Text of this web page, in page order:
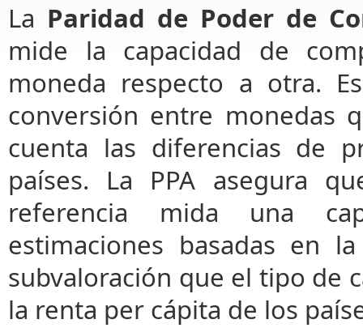
La Paridad de Poder de
mide la capacidad de
moneda respecto a otra.
conversión entre monedas
cuenta las diferencias de
países. La PPA asegura
referencia mida una
estimaciones basadas en
subvaloración que el tipo de
la renta per cápita de los